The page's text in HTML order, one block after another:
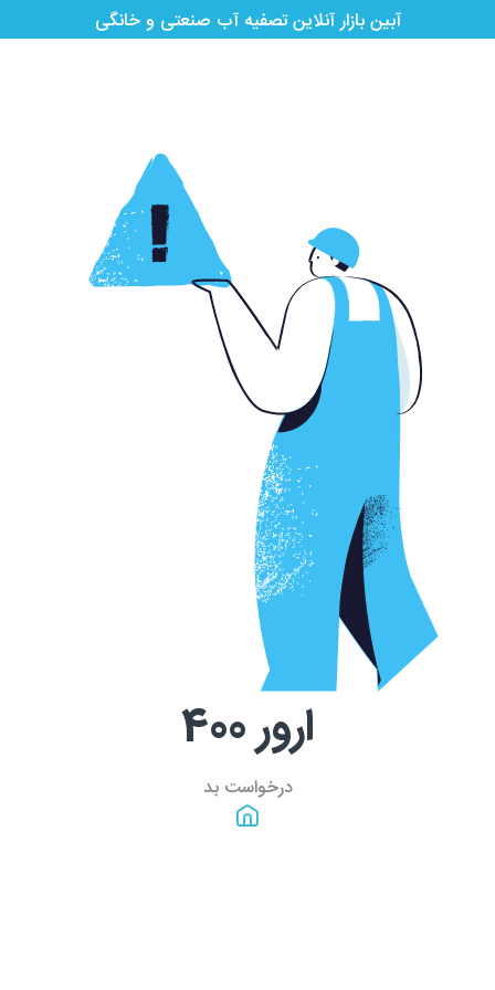
آبین بازار آنلاین تصفیه آب صنعتی و خانگی
ارور400
درخواست بد